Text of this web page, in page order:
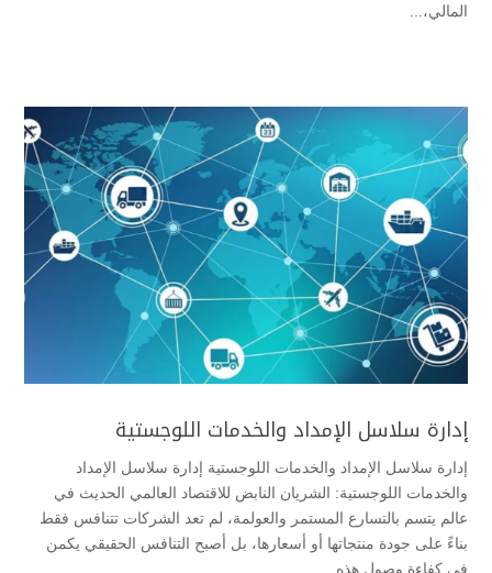
المالي،...
إدارة سلاسل الإمداد والخدمات اللوجستية
إدارة سلاسل الإمداد والخدمات اللوجستية إدارة سلاسل الإمداد
والخدمات اللوجستية: الشريان النابض للاقتصاد العالمي الحديث ​في
عالم يتسم بالتسارع المستمر والعولمة، لم تعد الشركات تتنافس فقط
بناءً على جودة منتجاتها أو أسعارها، بل أصبح التنافس الحقيقي يكمن
في كفاءة وصول هذه...